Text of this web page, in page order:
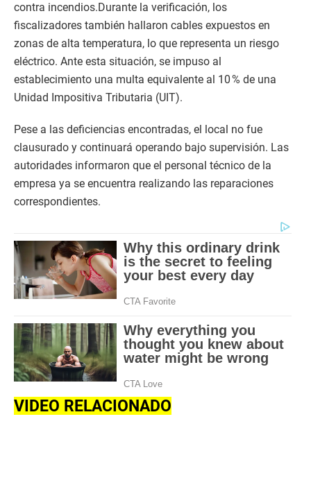
contra incendios.Durante la verificación, los
fiscalizadores también hallaron cables expuestos en
zonas de alta temperatura, lo que representa un riesgo
eléctrico. Ante esta situación, se impuso al
establecimiento una multa equivalente al 10 % de una
Unidad Impositiva Tributaria (UIT).
Pese a las deficiencias encontradas, el local no fue
clausurado y continuará operando bajo supervisión. Las
autoridades informaron que el personal técnico de la
empresa ya se encuentra realizando las reparaciones
correspondientes.
VIDEO RELACIONADO